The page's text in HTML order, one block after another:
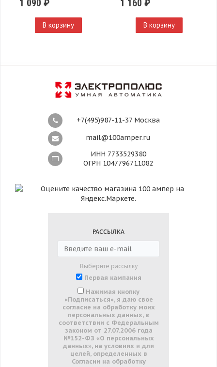
1 090 ₽
В корзину
1 160 ₽
В корзину
+7(495)987-11-37 Москва
mail@100amper.ru
ИНН 7733529380
ОГРН 1047796711082
РАССЫЛКА
Выберите рассылку
Первая кампания
Нажимая кнопку
«Подписаться», я даю свое
согласие на обработку моих
персональных данных, в
соответствии с Федеральным
законом от 27.07.2006 года
№152-ФЗ «О персональных
данных», на условиях и для
целей, определенных в
Согласии на обработку